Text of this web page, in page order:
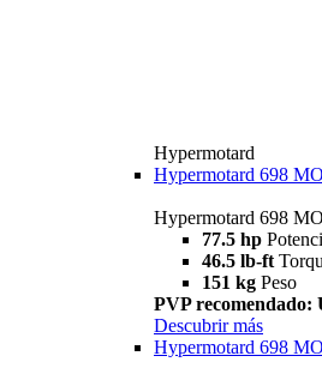
Hypermotard
Hypermotard 698
Hypermotard 698
77.5 hp
46.5 lb-ft
151 kg Peso
PVP recomendado:
Descubrir más
Hypermotard 698